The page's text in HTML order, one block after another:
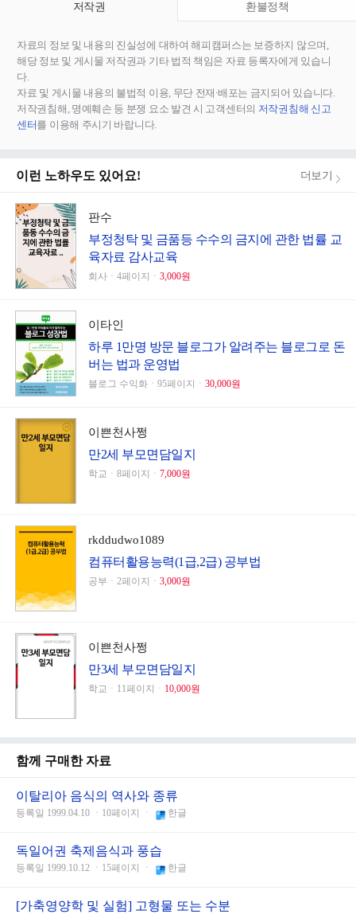
저작권 환불정책
자료의 정보 및 내용의 진실성에 대하여 해피캠퍼스는 보증하지 않으며,
해당 정보 및 게시물 저작권과 기타 법적 책임은 자료 등록자에게 있습니
다.
자료 및 게시물 내용의 불법적 이용, 무단 전재∙배포는 금지되어 있습니다.
저작권침해, 명예훼손 등 분쟁 요소 발견 시 고객센터의 저작권침해 신고
센터를 이용해 주시기 바랍니다.
이런 노하우도 있어요! 더보기
판수
부정청탁 및 금품등 수수의 금지에 관한 법률 교
육자료 감사교육
회사ㆍ4페이지ㆍ 3,000원
이타인
하루 1만명 방문 블로그가 알려주는 블로그로 돈
버는 법과 운영법
블로그 수익화ㆍ95페이지ㆍ 30,000원
이쁜천사쩡
만2세 부모면담일지
학교ㆍ8페이지ㆍ 7,000원
rkddudwo1089
컴퓨터활용능력(1급,2급) 공부법
공부ㆍ2페이지ㆍ 3,000원
이쁜천사쩡
만3세 부모면담일지
학교ㆍ11페이지ㆍ 10,000원
함께 구매한 자료
이탈리아 음식의 역사와 종류
등록일 1999.04.10 ㆍ10페이지 ㆍ 한글
독일어권 축제음식과 풍습
등록일 1999.10.12 ㆍ15페이지 ㆍ 한글
[가축영양학 및 실험] 고형물 또는 수분